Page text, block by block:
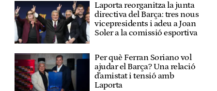
Laporta reorganitza la junta
directiva del Barça: tres nous
vicepresidents i adeu a Joan
Soler a la comissió esportiva
Per què Ferran Soriano vol
ajudar el Barça? Una relació
d'amistat i tensió amb
Laporta